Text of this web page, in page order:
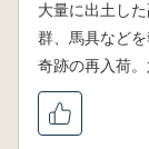
大量に出土し
群、馬具など
奇跡の再入荷。